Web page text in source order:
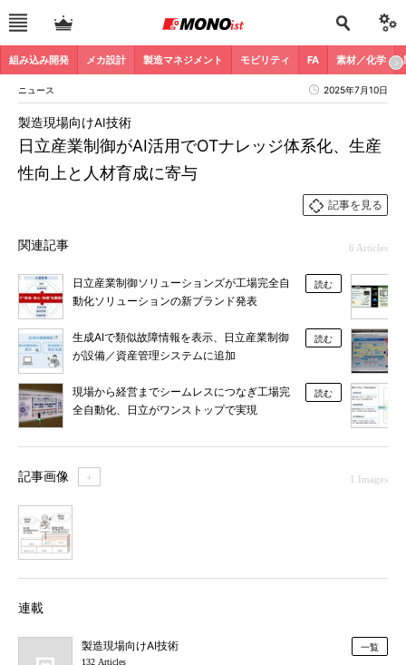
組み込み開発 メカ設計 製造マネジメント モビリティ FA 素材／化学
ニュース 2025年7月10日
日立産業制御がAI活用でOTナレッジ体系化、生産
性向上と人材育成に寄与
製造現場向けAI技術
記事を見る
関連記事 6 Articles
日立産業制御ソリューションズが工場完全自
動化ソリューションの新ブランド発表
読む
生成AIで類似故障情報を表示、日立産業制御
が設備／資産管理システムに追加
読む
現場から経営までシームレスにつなぎ工場完
全自動化、日立がワンストップで実現
読む
記事画像 ＋ 1 Images
連載
製造現場向けAI技術
132 Articles
一覧